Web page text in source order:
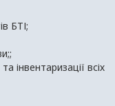
БТІ;
інвентаризації всіх